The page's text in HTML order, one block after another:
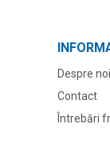
Despre noi
Contact
Întrebări